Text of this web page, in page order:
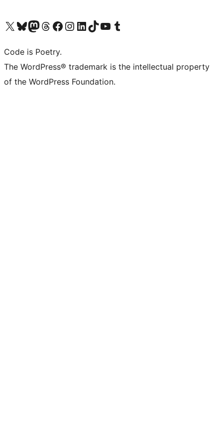
Visita il nostro account X (ex Twitter)
Visita il nostro account Bluesky
Visita il nostro account Mastodon
Visita il nostro account Threads
Visita la nostra pagina Facebook
Visita il nostro account Instagram
Visita il nostro account LinkedIn
Visita il nostro account TikTok
Visita il nostro canale YouTube
Visita il nostro account Tumblr
Code is Poetry.
The WordPress® trademark is the intellectual property
of the WordPress Foundation.